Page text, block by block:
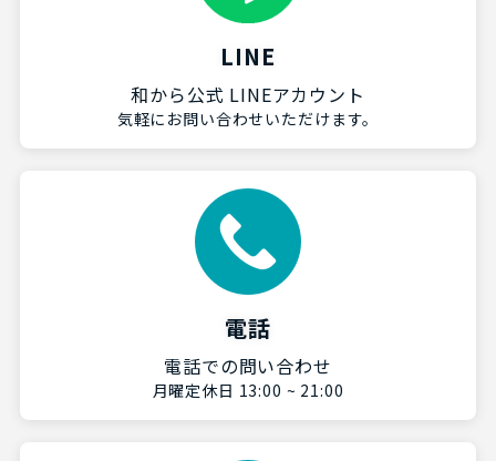
LINE
和から公式 LINEアカウント
気軽にお問い合わせいただけます。
電話
電話での問い合わせ
月曜定休日 13:00 ~ 21:00